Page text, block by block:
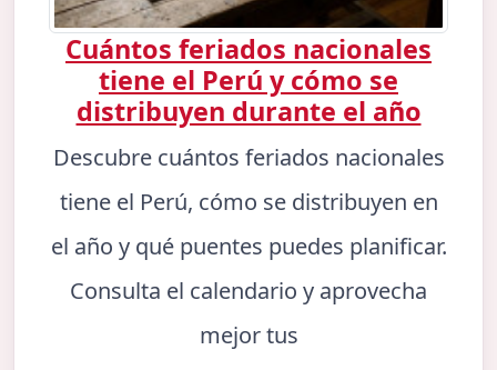
Cuántos feriados nacionales
tiene el Perú y cómo se
distribuyen durante el año
Descubre cuántos feriados nacionales
tiene el Perú, cómo se distribuyen en
el año y qué puentes puedes planificar.
Consulta el calendario y aprovecha
mejor tus